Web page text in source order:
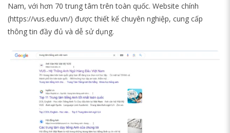
Nam, với hơn 70 trung tâm trên toàn quốc. Website chính
(https://vus.edu.vn/) được thiết kế chuyên nghiệp, cung cấp
thông tin đầy đủ và dễ sử dụng.